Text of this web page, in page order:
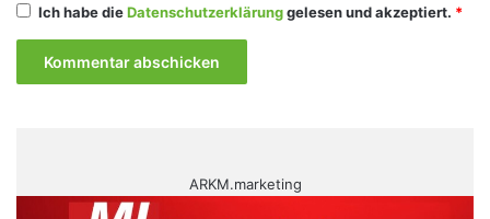
Ich habe dieDatenschutzerklärunggelesen und akzeptiert. *
ARKM.marketing